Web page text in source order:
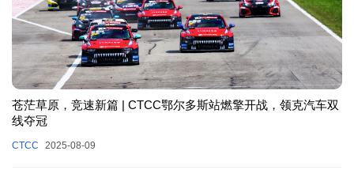
苍茫草原，竞速新篇 | CTCC鄂尔多斯站燃擎开战，领克汽车双
线夺冠
CTCC 2025-08-09